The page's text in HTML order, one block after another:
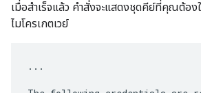
เมื่อสำเร็จแล้ว คำสั่งจะแสดงชุดคีย์ที่คุณต้อง
ไมโครเกตเวย์
...